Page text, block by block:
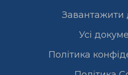
Завантажити
Усі
Політика